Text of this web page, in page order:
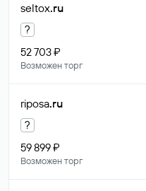
seltox.ru
?
52 703 ₽
Возможен торг
riposa.ru
?
59 899 ₽
Возможен торг